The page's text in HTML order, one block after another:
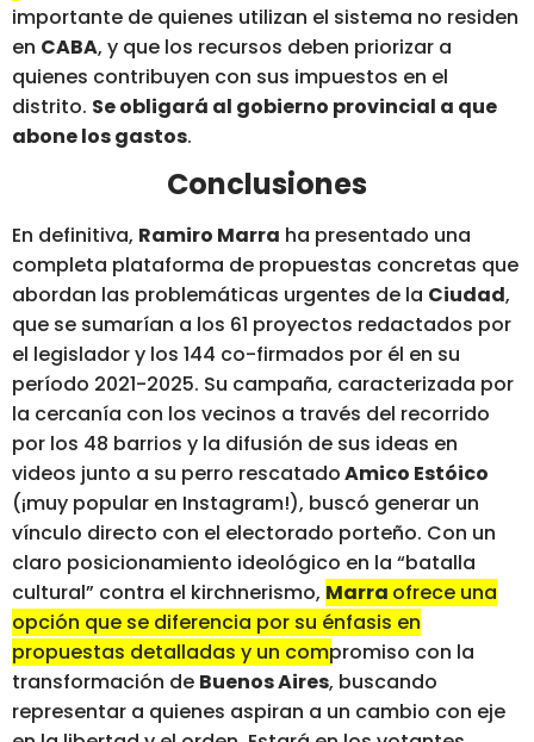
importante de quienes utilizan el sistema no residen
en CABA, y que los recursos deben priorizar a
quienes contribuyen con sus impuestos en el
distrito. Se obligará al gobierno provincial a que
abone los gastos.
Conclusiones
En definitiva, Ramiro Marra ha presentado una
completa plataforma de propuestas concretas que
abordan las problemáticas urgentes de la Ciudad,
que se sumarían a los 61 proyectos redactados por
el legislador y los 144 co-firmados por él en su
período 2021-2025. Su campaña, caracterizada por
la cercanía con los vecinos a través del recorrido
por los 48 barrios y la difusión de sus ideas en
videos junto a su perro rescatadoAmico Estóico
(¡muy popular en Instagram!), buscó generar un
vínculo directo con el electorado porteño. Con un
claro posicionamiento ideológico en la “batalla
cultural” contra el kirchnerismo, Marra ofrece una
opción que se diferencia por su énfasis en
propuestas detalladas y un compromiso con la
transformación de Buenos Aires, buscando
representar a quienes aspiran a un cambio con eje